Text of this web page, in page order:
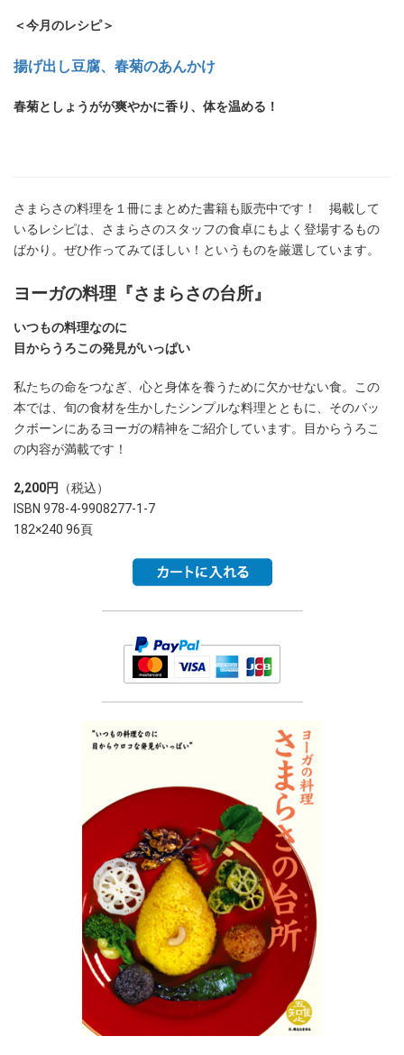
＜今月のレシピ＞
揚げ出し豆腐、春菊のあんかけ
春菊としょうがが爽やかに香り、体を温める！
さまらさの料理を１冊にまとめた書籍も販売中です！ 掲載して
いるレシピは、さまらさのスタッフの食卓にもよく登場するもの
ばかり。ぜひ作ってみてほしい！というものを厳選しています。
ヨーガの料理『さまらさの台所』
いつもの料理なのに
目からうろこの発見がいっぱい
私たちの命をつなぎ、心と身体を養うために欠かせない食。この
本では、旬の食材を生かしたシンプルな料理とともに、そのバッ
クボーンにあるヨーガの精神をご紹介しています。目からうろこ
の内容が満載です！
2,200円 （税込）
ISBN 978-4-9908277-1-7
182×240 96頁